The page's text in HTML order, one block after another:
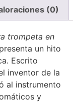
(0)
trompeta en
un hito
Escrito
inventor de la
al instrumento
y